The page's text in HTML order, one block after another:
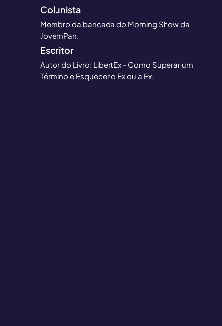
Colunista
Membro da bancada do Morning Show da
JovemPan.
Escritor
Autor do Livro: LibertEx - Como Superar um
Término e Esquecer o Ex ou a Ex.